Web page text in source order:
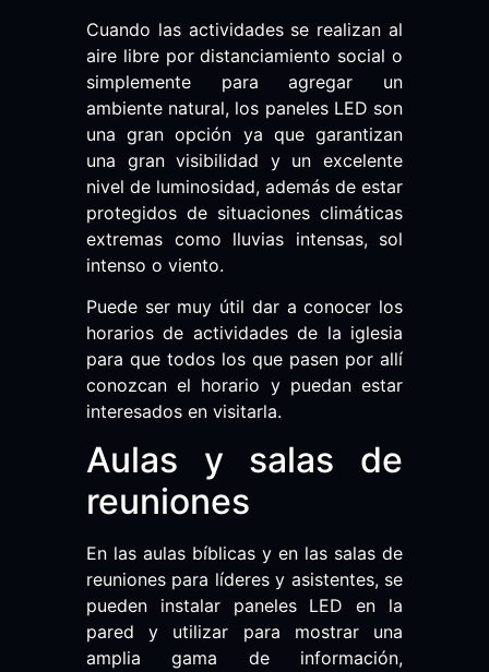
Cuando las actividades se realizan al
aire libre por distanciamiento social o
simplemente para agregar un
ambiente natural, los paneles LED son
una gran opción ya que garantizan
una gran visibilidad y un excelente
nivel de luminosidad, además de estar
protegidos de situaciones climáticas
extremas como lluvias intensas, sol
intenso o viento.
Puede ser muy útil dar a conocer los
horarios de actividades de la iglesia
para que todos los que pasen por allí
conozcan el horario y puedan estar
interesados en visitarla.
Aulas y salas de
reuniones
En las aulas bíblicas y en las salas de
reuniones para líderes y asistentes, se
pueden instalar paneles LED en la
pared y utilizar para mostrar una
amplia gama de información,